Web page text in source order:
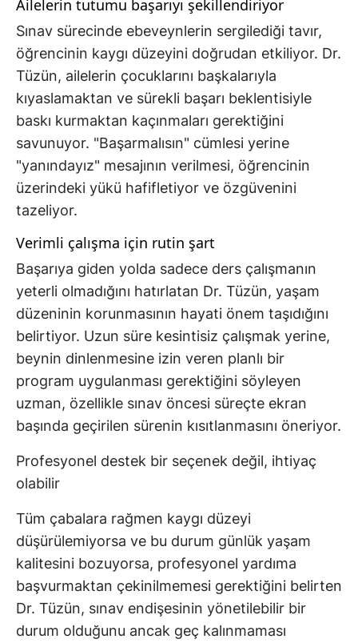
Ailelerin tutumu başarıyı şekillendiriyor
Sınav sürecinde ebeveynlerin sergilediği tavır,
öğrencinin kaygı düzeyini doğrudan etkiliyor. Dr.
Tüzün, ailelerin çocuklarını başkalarıyla
kıyaslamaktan ve sürekli başarı beklentisiyle
baskı kurmaktan kaçınmaları gerektiğini
savunuyor. "Başarmalısın" cümlesi yerine
"yanındayız" mesajının verilmesi, öğrencinin
üzerindeki yükü hafifletiyor ve özgüvenini
tazeliyor.
Verimli çalışma için rutin şart
Başarıya giden yolda sadece ders çalışmanın
yeterli olmadığını hatırlatan Dr. Tüzün, yaşam
düzeninin korunmasının hayati önem taşıdığını
belirtiyor. Uzun süre kesintisiz çalışmak yerine,
beynin dinlenmesine izin veren planlı bir
program uygulanması gerektiğini söyleyen
uzman, özellikle sınav öncesi süreçte ekran
başında geçirilen sürenin kısıtlanmasını öneriyor.
Profesyonel destek bir seçenek değil, ihtiyaç
olabilir
Tüm çabalara rağmen kaygı düzeyi
düşürülemiyorsa ve bu durum günlük yaşam
kalitesini bozuyorsa, profesyonel yardıma
başvurmaktan çekinilmemesi gerektiğini belirten
Dr. Tüzün, sınav endişesinin yönetilebilir bir
durum olduğunu ancak geç kalınmaması